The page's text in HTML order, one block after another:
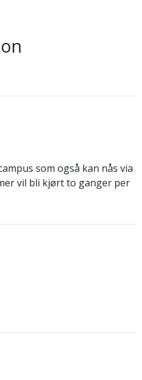
som også kan nås via
vil bli kjørt to ganger per